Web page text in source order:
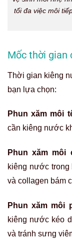
tối đa việc môi
Mốc thời gian
Thời gian kiêng
bạn lựa chọn:
Phun xăm môi
cần kiêng nước
Phun xăm môi
kiêng nước trong
và collagen bám
Phun xăm môi
kiêng nước kéo
và tránh sưng